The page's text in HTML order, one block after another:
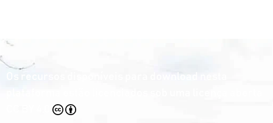
Os recursos disponíveis para download nesta